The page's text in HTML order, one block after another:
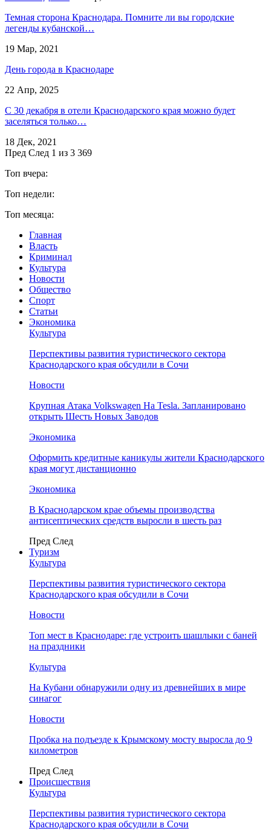
Темная сторона Краснодара. Помните ли вы городские
легенды кубанской…
19 Мар, 2021
День города в Краснодаре
22 Апр, 2025
С 30 декабря в отели Краснодарского края можно будет
заселяться только…
18 Дек, 2021
Пред След 1 из 3 369
Топ вчера:
Топ недели:
Топ месяца:
Главная
Власть
Криминал
Культура
Новости
Общество
Спорт
Статьи
Экономика
Культура
Перспективы развития туристического сектора
Краснодарского края обсудили в Сочи
Новости
Крупная Атака Volkswagen На Tesla. Запланировано
открыть Шесть Новых Заводов
Экономика
Оформить кредитные каникулы жители Краснодарского
края могут дистанционно
Экономика
В Краснодарском крае объемы производства
антисептических средств выросли в шесть раз
Пред След
Туризм
Культура
Перспективы развития туристического сектора
Краснодарского края обсудили в Сочи
Новости
Топ мест в Краснодаре: где устроить шашлыки с баней
на праздники
Культура
На Кубани обнаружили одну из древнейших в мире
синагог
Новости
Пробка на подъезде к Крымскому мосту выросла до 9
километров
Пред След
Происшествия
Культура
Перспективы развития туристического сектора
Краснодарского края обсудили в Сочи